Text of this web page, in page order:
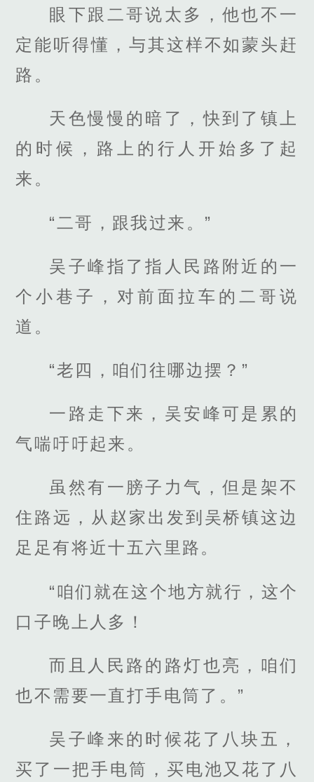
眼下跟二哥说太多，他也不一
定能听得懂，与其这样不如蒙头赶
路。
天色慢慢的暗了，快到了镇上
的时候，路上的行人开始多了起
来。
“二哥，跟我过来。”
吴子峰指了指人民路附近的一
个小巷子，对前面拉车的二哥说
道。
“老四，咱们往哪边摆？”
一路走下来，吴安峰可是累的
气喘吁吁起来。
虽然有一膀子力气，但是架不
住路远，从赵家出发到吴桥镇这边
足足有将近十五六里路。
“咱们就在这个地方就行，这个
口子晚上人多！
而且人民路的路灯也亮，咱们
也不需要一直打手电筒了。”
吴子峰来的时候花了八块五，
买了一把手电筒，买电池又花了八